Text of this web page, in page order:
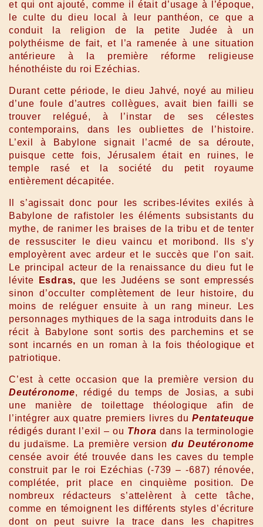
et qui ont ajouté, comme il était d’usage à l’époque,
le culte du dieu local à leur panthéon, ce que a
conduit la religion de la petite Judée à un
polythéisme de fait, et l’a ramenée à une situation
antérieure à la première réforme religieuse
hénothéiste du roi Ezéchias.
Durant cette période, le dieu Jahvé, noyé au milieu
d’une foule d’autres collègues, avait bien failli se
trouver relégué, à l’instar de ses célestes
contemporains, dans les oubliettes de l’histoire.
L’exil à Babylone signait l’acmé de sa déroute,
puisque cette fois, Jérusalem était en ruines, le
temple rasé et la société du petit royaume
entièrement décapitée.
Il s’agissait donc pour les scribes-lévites exilés à
Babylone de rafistoler les éléments subsistants du
mythe, de ranimer les braises de la tribu et de tenter
de ressusciter le dieu vaincu et moribond. Ils s’y
employèrent avec ardeur et le succès que l’on sait.
Le principal acteur de la renaissance du dieu fut le
lévite
Esdras,que les Judéens se sont empressés
sinon d’occulter complètement de leur histoire, du
moins de reléguer ensuite à un rang mineur. Les
personnages mythiques de la saga introduits dans le
récit à Babylone sont sortis des parchemins et se
sont incarnés en un roman à la fois théologique et
patriotique.
C’est à cette occasion que la première version du
Deutéronome, rédigé du temps de Josias, a subi
une manière de toilettage théologique afin de
l’intégrer aux quatre premiers livres duPentateuque
rédigés durant l’exil – ou Thora dans la terminologie
du judaïsme. La première version du Deutéronome
censée avoir été trouvée dans les caves du temple
construit par le roi Ezéchias (-739 – -687) rénovée,
complétée, prit place en cinquième position. De
nombreux rédacteurs s’attelèrent à cette tâche,
comme en témoignent les différents styles d’écriture
dont on peut suivre la trace dans les chapitres